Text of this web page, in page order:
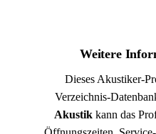
Weitere
Dieses Akustiker-
Verzeichnis-
Akustik kann das